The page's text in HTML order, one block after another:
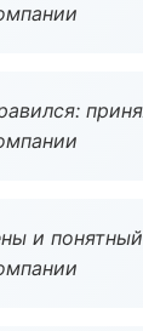
и понятный